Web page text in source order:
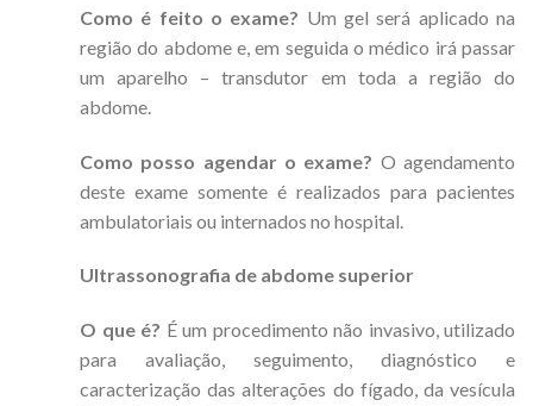
Como é feito o exame? Um gel será aplicado na
região do abdome e, em seguida o médico irá passar
um aparelho – transdutor em toda a região do
abdome.
Como posso agendar o exame? O agendamento
deste exame somente é realizados para pacientes
ambulatoriais ou internados no hospital.
Ultrassonografia de abdome superior
O que é? É um procedimento não invasivo, utilizado
para avaliação, seguimento, diagnóstico e
caracterização das alterações do fígado, da vesícula